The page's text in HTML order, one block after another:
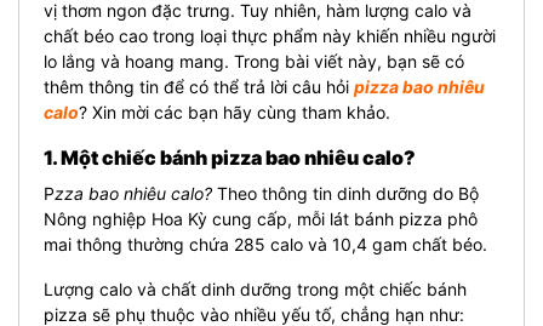
vị thơm ngon đặc trưng. Tuy nhiên, hàm lượng calo và
chất béo cao trong loại thực phẩm này khiến nhiều người
lo lắng và hoang mang. Trong bài viết này, bạn sẽ có
thêm thông tin để có thể trả lời câu hỏi pizza bao nhiêu
calo? Xin mời các bạn hãy cùng tham khảo.
1. Một chiếc bánh pizza bao nhiêu calo?
Pzza bao nhiêu calo? Theo thông tin dinh dưỡng do Bộ
Nông nghiệp Hoa Kỳ cung cấp, mỗi lát bánh pizza phô
mai thông thường chứa 285 calo và 10,4 gam chất béo.
Lượng calo và chất dinh dưỡng trong một chiếc bánh
pizza sẽ phụ thuộc vào nhiều yếu tố, chẳng hạn như: